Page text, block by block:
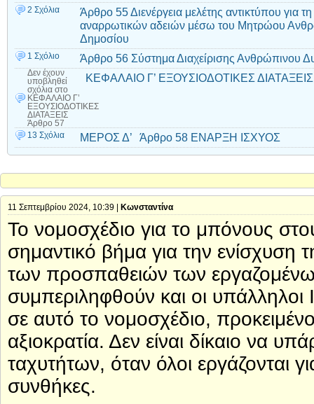
2 Σχόλια
Άρθρο 55 Διενέργεια μελέτης αντικτύπου για
αναρρωτικών αδειών μέσω του Μητρώου
Δημοσίου
1 Σχόλιο Άρθρο 56 Σύστημα Διαχείρισης Ανθρώπινου
Δεν έχουν
υποβληθεί
σχόλια στο
ΚΕΦΑΛΑΙΟ Γ’
ΕΞΟΥΣΙΟΔΟΤΙΚΕΣ
ΔΙΑΤΑΞΕΙΣ
Άρθρο 57
ΚΕΦΑΛΑΙΟ Γ’ ΕΞΟΥΣΙΟΔΟΤΙΚΕΣ
13 Σχόλια ΜΕΡΟΣ Δ’ Άρθρο 58 ΕΝΑΡΞΗ ΙΣΧΥΟΣ
11 Σεπτεμβρίου 2024, 10:39 | Κωνσταντίνα
Το νομοσχέδιο για το μπόνους
σημαντικό βήμα για την ενίσχυση
των προσπαθειών των
συμπεριληφθούν και οι
σε αυτό το νομοσχέδιο,
αξιοκρατία. Δεν είναι δίκαιο να
ταχυτήτων, όταν όλοι εργάζονται
συνθήκες.